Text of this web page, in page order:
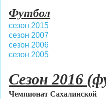
Футбол
сезон 2015
сезон 2007
сезон 2006
сезон 2005
Сезон 2016
Чемпионат Сахалинской